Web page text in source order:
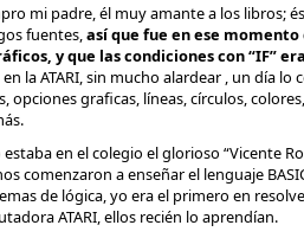
mi padre, él muy amante a los libros;
fuentes,así que fue en ese momento
y que las condiciones con “IF”
la ATARI, sin mucho alardear , un día
opciones graficas, líneas, círculos,
en el colegio el glorioso “Vicente
comenzaron a enseñar el lenguaje
de lógica, yo era el primero en
ATARI, ellos recién lo aprendían.